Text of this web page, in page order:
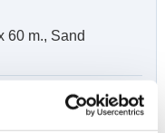
60 m., Sand